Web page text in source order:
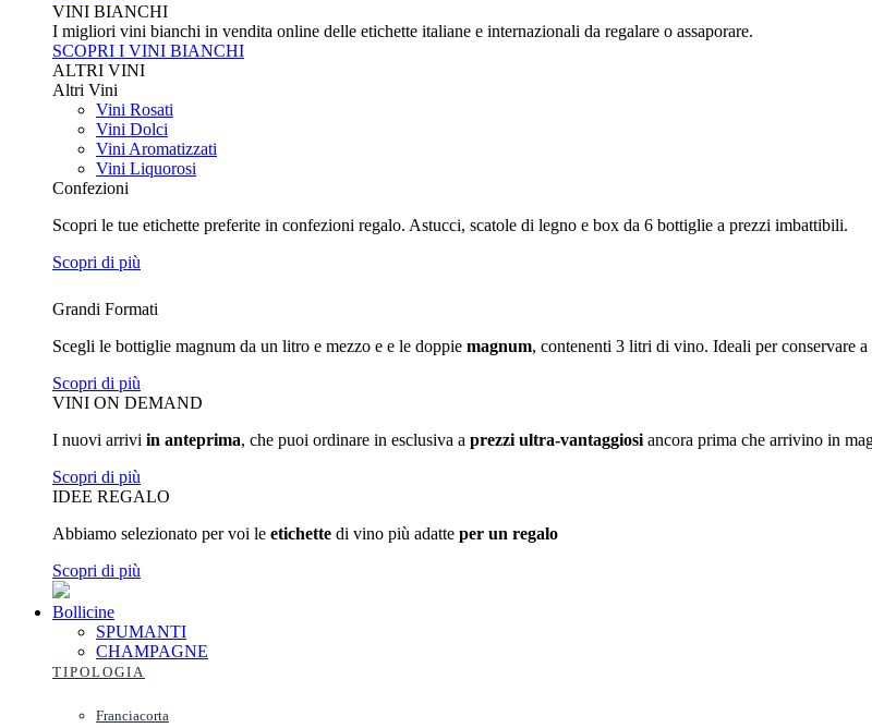
VINI BIANCHI
I migliori vini bianchi in vendita online delle etichette italiane e internazionali da regalare o assaporare.
SCOPRI I VINI BIANCHI
ALTRI VINI
Altri Vini
Vini Rosati
Vini Dolci
Vini Aromatizzati
Vini Liquorosi
Confezioni
Scopri le tue etichette preferite in confezioni regalo. Astucci, scatole di legno e box da 6 bottiglie a prezzi imbattibili.
Scopri di più
Grandi Formati
Scegli le bottiglie magnum da un litro e mezzo e e le doppie magnum, contenenti 3 litri di vino. Ideali per conservare
Scopri di più
VINI ON DEMAND
I nuovi arrivi in anteprima, che puoi ordinare in esclusiva a prezzi ultra-vantaggiosi ancora prima che arrivino in
Scopri di più
IDEE REGALO
Abbiamo selezionato per voi le etichette di vino più adatte per un regalo
Scopri di più
Bollicine
SPUMANTI
CHAMPAGNE
TIPOLOGIA
Franciacorta